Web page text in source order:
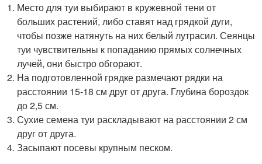
Место для туи выбирают в кружевной тени от
больших растений, либо ставят над грядкой дуги,
чтобы позже натянуть на них белый лутрасил. Сеянцы
туи чувствительны к попаданию прямых солнечных
лучей, они быстро обгорают.
На подготовленной грядке размечают рядки на
расстоянии 15-18 см друг от друга. Глубина бороздок
до 2,5 см.
Сухие семена туи раскладывают на расстоянии 2 см
друг от друга.
Засыпают посевы крупным песком.